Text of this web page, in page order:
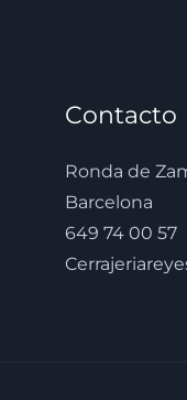
Contacto
Ronda de
Barcelona
649 74 00 57